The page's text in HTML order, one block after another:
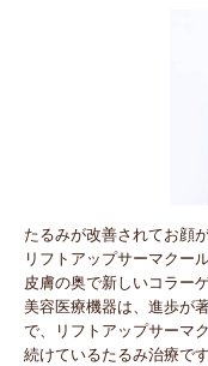
たるみが改善されてお顔
リフトアップサーマクー
皮膚の奥で新しいコラー
美容医療機器は、進歩が
で、リフトアップサーマ
続けているたるみ治療で